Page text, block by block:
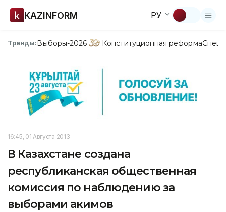
KAZINFORM РУ
Тренды:Выборы-2026 Конституционная реформа
16:45, 01 Августа 2013
В Казахстане создана
республиканская общественная
комиссия по наблюдению за
выборами акимов